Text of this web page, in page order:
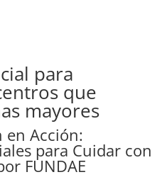
para
que
mayores
en Acción:
para Cuidar con
FUNDAE